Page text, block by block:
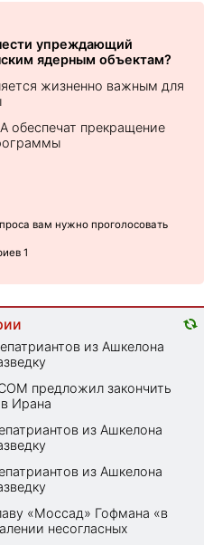
упреждающий
ядерным объектам?
жизненно важным для
прекращение
вам нужно проголосовать
1
из Ашкелона
предложил закончить
Ирана
из Ашкелона
из Ашкелона
«Моссад» Гофмана «в
несогласных